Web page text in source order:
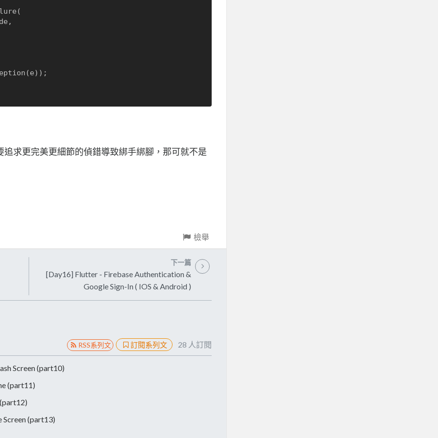
求更完美更細節的偵錯導致綁手綁腳，那可就不是
檢舉
下一篇
[Day16] Flutter - Firebase Authentication &
Google Sign-In ( IOS & Android )
RSS系列文 訂閱系列文 28 人訂閱
Screen (part10)
(part11)
(part13)